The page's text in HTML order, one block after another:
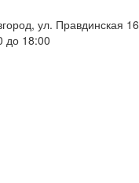
ул. Правдинская 16
до 18:00